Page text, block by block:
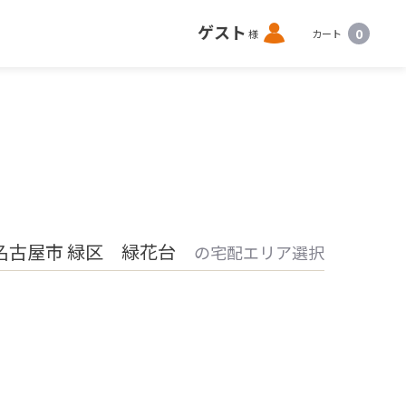
ゲスト 様 ロ
グ
カート 0
屋市 緑区 緑花台 の宅配エリア選択